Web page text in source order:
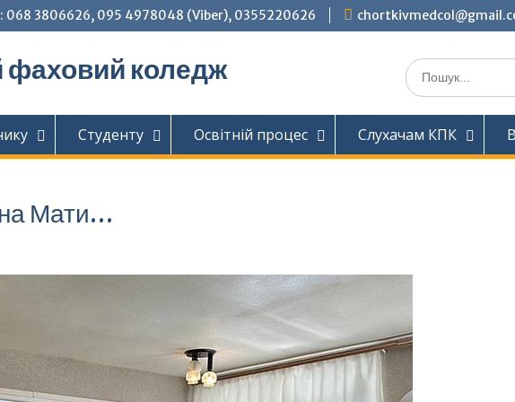
068 3806626, 095 4978048 (Viber), 0355220626
фаховий коледж Шукати:
Студенту Освітній процес Слухачам КПК
Мати…